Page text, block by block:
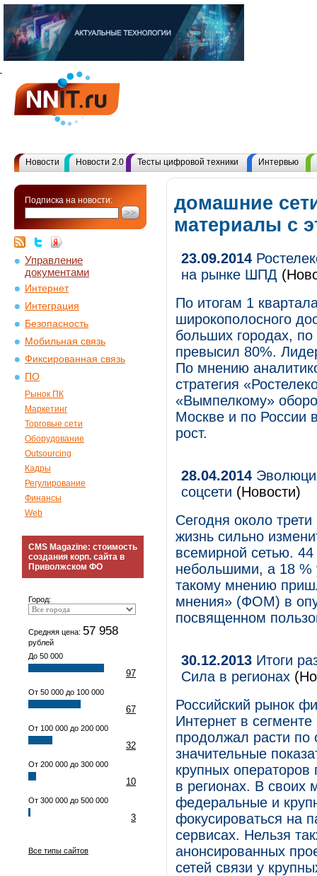
Новости Новости 2.0 Тесты цифровой техники Интервью
Подписка на новости:
Управление
документами
Интернет
Интеграция
Безопасность
Мобильная связь
Фиксированная связь
ПО
Рынок ПК
Маркетинг
Торговые сети
Оборудование
Outsourcing
Кадры
Регулирование
Финансы
Web
CMS Magazine: стоимость
создания корп. сайта в
Приволжском ФО
Город:
Средняя цена: 57 958
рублей
До 50 000
97
От 50 000 до 100 000
67
От 100 000 до 200 000
32
От 200 000 до 300 000
10
От 300 000 до 500 000
3
Все типы сайтов
домашние
материалы с
23.09.2014
на рынке ШПД
По итогам 1
широкополосного
больших городах, по
превысил 80%.
По мнению
стратегия
«Вымпелкому»
Москве и по России
рост.
28.04.2014
соцсети (Новости)
Сегодня около
жизнь сильно
всемирной сетью.
небольшими, а 18 %
такому мнению
мнения» (ФОМ) в
посвященном
30.12.2013 Итоги
Сила в регионах
Российский рынок
Интернет в
продолжал расти
значительные
крупных операторов
в регионах. В своих
федеральные и
фокусироваться на
сервисах. Нельзя
анонсированных
сетей связи у